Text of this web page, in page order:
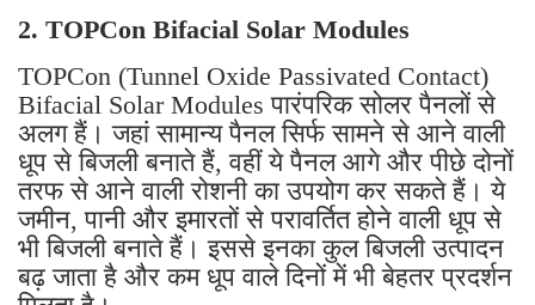
2. TOPCon Bifacial Solar Modules
TOPCon (Tunnel Oxide Passivated Contact)
Bifacial Solar Modules पारंपरिक सोलर पैनलों से
अलग हैं। जहां सामान्य पैनल सिर्फ सामने से आने वाली
धूप से बिजली बनाते हैं, वहीं ये पैनल आगे और पीछे दोनों
तरफ से आने वाली रोशनी का उपयोग कर सकते हैं। ये
जमीन, पानी और इमारतों से परावर्तित होने वाली धूप से
भी बिजली बनाते हैं। इससे इनका कुल बिजली उत्पादन
बढ़ जाता है और कम धूप वाले दिनों में भी बेहतर प्रदर्शन